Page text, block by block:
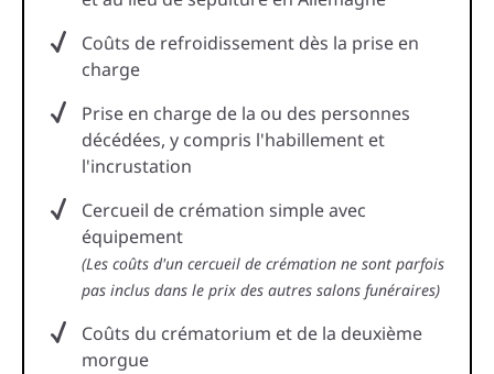
Coûts de refroidissement dès la prise en
charge
Prise en charge de la ou des personnes
décédées, y compris l'habillement et
l'incrustation
Cercueil de crémation simple avec
équipement
(Les coûts d'un cercueil de crémation ne sont parfois
pas inclus dans le prix des autres salons funéraires)
Coûts du crématorium et de la deuxième
morgue